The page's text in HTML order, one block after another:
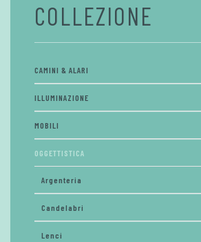
COLLEZIONE
CAMINI & ALARI
ILLUMINAZIONE
MOBILI
OGGETTISTICA
Argenteria
Candelabri
Lenci